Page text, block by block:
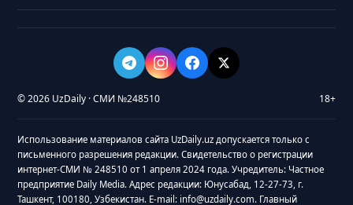
© 2026 UzDaily · СМИ №248510 18+
Использование материалов сайта UzDaily.uz допускается только с
письменного разрешения редакции. Свидетельство о регистрации
интернет-СМИ № 248510 от 1 апреля 2024 года. Учредитель: Частное
предприятие Daily Media. Адрес редакции: Юнусабад, 12-27-73, г.
Ташкент, 100180, Узбекистан. E-mail: info@uzdaily.com. Главный